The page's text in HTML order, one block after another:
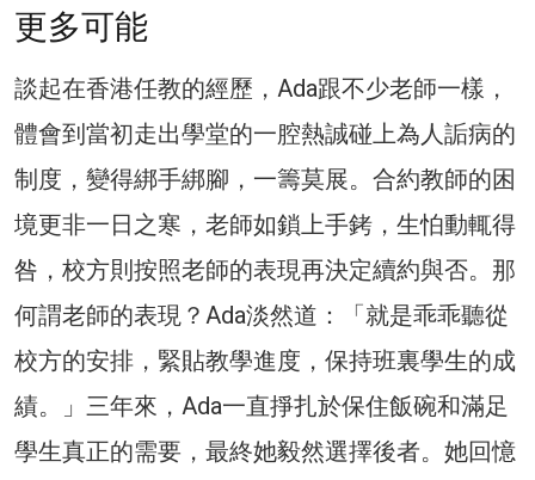
更多可能
談起在香港任教的經歷，Ada跟不少老師一樣，
體會到當初走出學堂的一腔熱誠碰上為人詬病的
制度，變得綁手綁腳，一籌莫展。合約教師的困
境更非一日之寒，老師如鎖上手銬，生怕動輒得
咎，校方則按照老師的表現再決定續約與否。那
何謂老師的表現？Ada淡然道：「就是乖乖聽從
校方的安排，緊貼教學進度，保持班裏學生的成
績。」三年來，Ada一直掙扎於保住飯碗和滿足
學生真正的需要，最終她毅然選擇後者。她回憶